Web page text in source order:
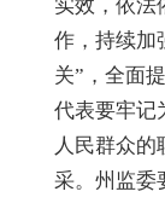
实效，依法
作，持续加
关”，全面
代表要牢记
人民群众
采。州监委